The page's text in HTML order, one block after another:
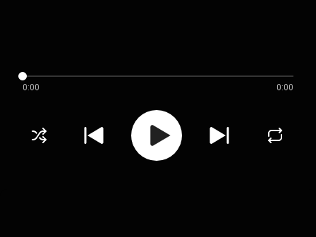
0:00 0:00